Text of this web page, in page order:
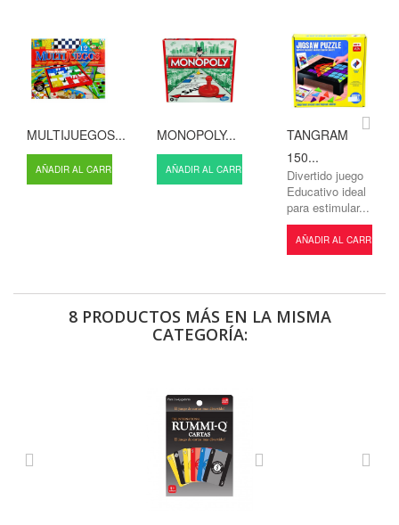
MULTIJUEGOS...
AÑADIR AL CARRITO
MONOPOLY...
AÑADIR AL CARRITO
TANGRAM
150...
Divertido juego
Educativo ideal
para estimular...
AÑADIR AL CARRITO
8 PRODUCTOS MÁS EN LA MISMA
CATEGORÍA: